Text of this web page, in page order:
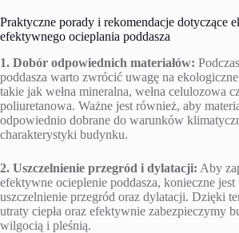
Praktyczne porady i rekomendacje dotyczące
efektywnego ocieplania poddasza
1. Dobór odpowiednich materiałów:
poddasza warto zwrócić uwagę na ekologiczne
takie jak wełna mineralna, wełna celulozowa
poliuretanowa. Ważne jest również, aby
odpowiednio dobrane do warunków
charakterystyki budynku.
2. Uszczelnienie przegród i dylatacji: Aby
efektywne ocieplenie poddasza, konieczne jest
uszczelnienie przegród oraz dylatacji. Dzięki
utraty ciepła oraz efektywnie zabezpieczymy
wilgocią i pleśnią.